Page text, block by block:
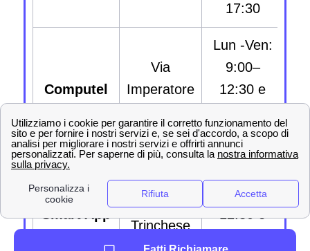
17:30
Computel
Via
Imperatore
Lun -Ven:
9:00–
12:30 e
17:30
Smart App
Via
Salvatore
Trinchese
134
9:00–
12:30 e